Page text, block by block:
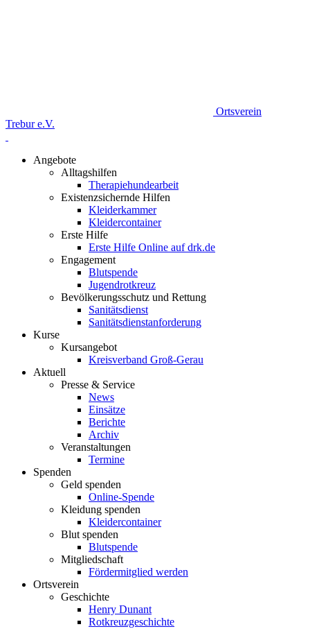
Ortsverein
Trebur e.V.
Angebote
Alltagshilfen
Therapiehundearbeit
Existenzsichernde Hilfen
Kleiderkammer
Kleidercontainer
Erste Hilfe
Erste Hilfe Online auf drk.de
Engagement
Blutspende
Jugendrotkreuz
Bevölkerungsschutz und Rettung
Sanitätsdienst
Sanitätsdienstanforderung
Kurse
Kursangebot
Kreisverband Groß-Gerau
Aktuell
Presse & Service
News
Einsätze
Berichte
Archiv
Veranstaltungen
Termine
Spenden
Geld spenden
Online-Spende
Kleidung spenden
Kleidercontainer
Blut spenden
Blutspende
Mitgliedschaft
Fördermitglied werden
Ortsverein
Geschichte
Henry Dunant
Rotkreuzgeschichte